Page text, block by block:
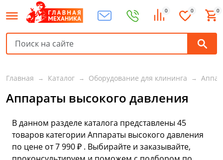
0 0 0
Главная Каталог Оборудование для клининга
Аппараты высокого давления
В данном разделе каталога представлены 45
товаров категории Аппараты высокого давления
по цене от 7 990 ₽ . Выбирайте и заказывайте,